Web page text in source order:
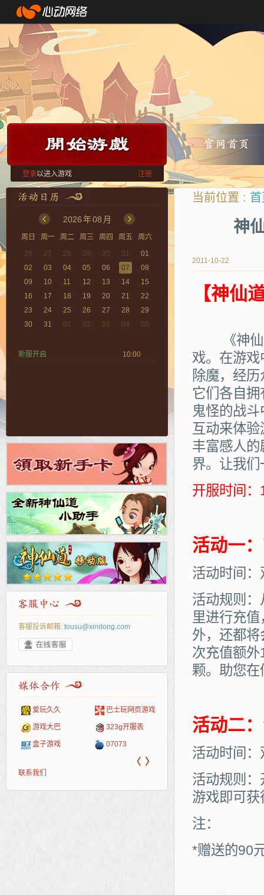
登录以进入游戏 注册
2026年08 月
周日 周一 周二 周三 周四 周五
周六
26
27 28 29 30 31
01
02
03 04 05 06 07
08
09
10 11 12 13 14
15
16
17 18 19 20 21
22
23
24 25 26 27 28
29
30
31 01 02 03 04 05
新服开启 10:00
客服投诉邮箱: tousu@xindong.com
爱玩久久 巴士玩网页游戏
游戏大巴 323g开服表
盒子游戏 07073
腾讯游戏 新浪
新浪页游
pcgame 中华网
游侠网页游戏 40407
5617网游网
斗蟹网页游戏 游戏
4q5q游戏
〈 〉
联系我们
当前位置 :
神
2011-10-22
【神仙
《神仙道
戏。在游
除魔，经
它们各自
鬼怪的战
互动来体
丰富感人
界。让我们
开服时间
活动一
活动时间
活动规则
里进行充
外，还都将
次充值额
颗。助您
活动二
活动时间
活动规则
游戏即可
注：
*赠送的90